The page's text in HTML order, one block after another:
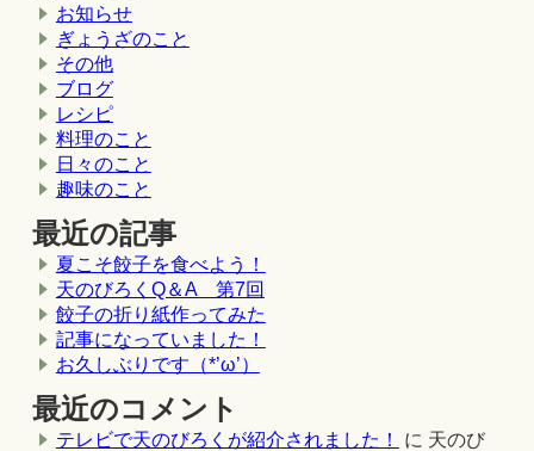
お知らせ
ぎょうざのこと
その他
ブログ
レシピ
料理のこと
日々のこと
趣味のこと
最近の記事
夏こそ餃子を食べよう！
天のびろくQ＆A 第7回
餃子の折り紙作ってみた
記事になっていました！
お久しぶりです（*’ω’）
最近のコメント
テレビで天のびろくが紹介されました！ に 天のび